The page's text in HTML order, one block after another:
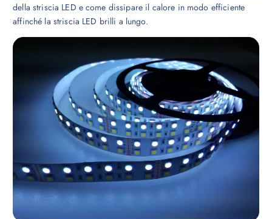
della striscia LED e come dissipare il calore in modo efficiente
affinché la striscia LED brilli a lungo.